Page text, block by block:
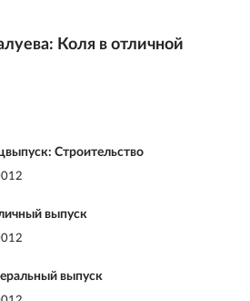
Коля в отличной
Строительство
выпуск
выпуск